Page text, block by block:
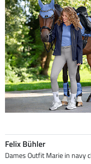
Felix Bühler
Dames Outfit Marie in navy